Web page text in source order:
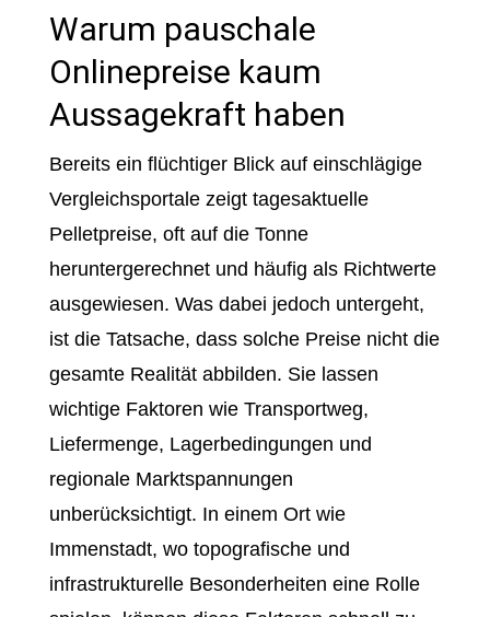
Warum pauschale
Onlinepreise kaum
Aussagekraft haben
Bereits ein flüchtiger Blick auf einschlägige
Vergleichsportale zeigt tagesaktuelle
Pelletpreise, oft auf die Tonne
heruntergerechnet und häufig als Richtwerte
ausgewiesen. Was dabei jedoch untergeht,
ist die Tatsache, dass solche Preise nicht die
gesamte Realität abbilden. Sie lassen
wichtige Faktoren wie Transportweg,
Liefermenge, Lagerbedingungen und
regionale Marktspannungen
unberücksichtigt. In einem Ort wie
Immenstadt, wo topografische und
infrastrukturelle Besonderheiten eine Rolle